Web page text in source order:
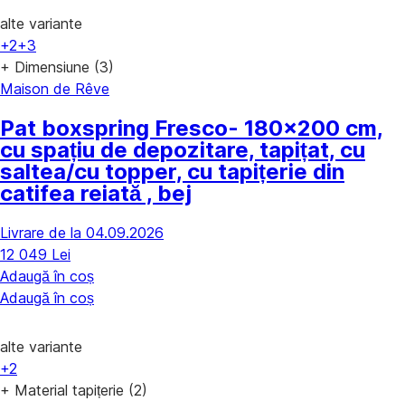
alte variante
+2+3
+ Dimensiune (3)
Maison de Rêve
Pat boxspring Fresco- 180x200 cm,
cu spațiu de depozitare, tapițat, cu
saltea/cu topper, cu tapițerie din
catifea reiată , bej
Livrare de la 04.09.2026
12 049 Lei
Adaugă în coș
Adaugă în coș
alte variante
+2
+ Material tapițerie (2)